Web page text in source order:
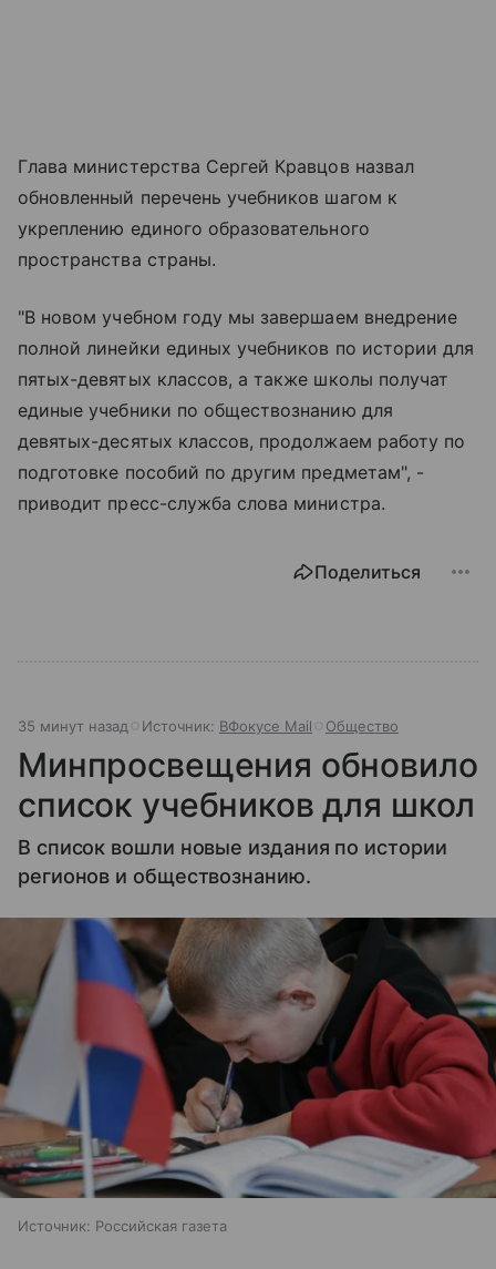
Глава министерства Сергей Кравцов назвал
обновленный перечень учебников шагом к
укреплению единого образовательного
пространства страны.
"В новом учебном году мы завершаем внедрение
полной линейки единых учебников по истории для
пятых-девятых классов, а также школы получат
единые учебники по обществознанию для
девятых-десятых классов, продолжаем работу по
подготовке пособий по другим предметам", -
приводит пресс-служба слова министра.
Поделиться
35 минут назад Источник: ВФокусе Mail Общество
Минпросвещения обновило
список учебников для школ
В список вошли новые издания по истории
регионов и обществознанию.
Источник: Российская газета